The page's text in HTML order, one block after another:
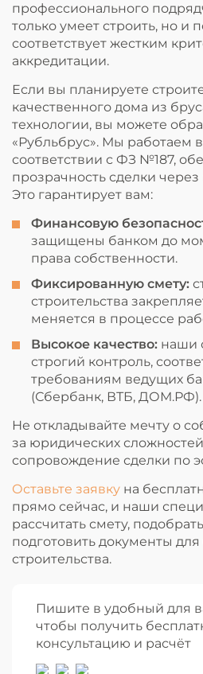
профессионального
только умеет строить, но и
соответствует жестким
аккредитации.
Если вы планируете
качественного дома из
технологии, вы можете
«Рубльбрус». Мы работаем
соответствии с ФЗ №187,
прозрачность сделки
Это гарантирует вам:
Финансовую
защищены банком до
права собственности.
Фиксированную смету:
строительства
меняется в процессе
Высокое качество: наши
строгий контроль,
требованиям ведущих
(Сбербанк, ВТБ, ДОМ.РФ).
Не откладывайте мечту о
за юридических
сопровождение сделки по
Оставьте заявку на
прямо сейчас, и наши
рассчитать смету,
подготовить документы
строительства.
Пишите в удобный для
чтобы получить
консультацию и расчёт